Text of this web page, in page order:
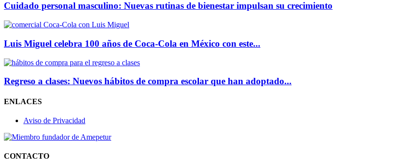
Cuidado personal masculino: Nuevas rutinas de bienestar impulsan su crecimiento
Luis Miguel celebra 100 años de Coca-Cola en México con este...
Regreso a clases: Nuevos hábitos de compra escolar que han adoptado...
ENLACES
Aviso de Privacidad
CONTACTO